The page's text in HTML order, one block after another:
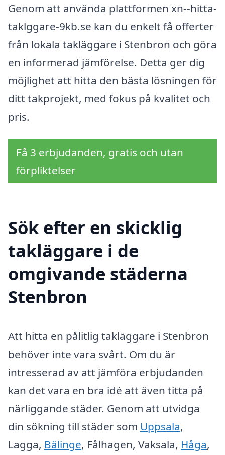
Genom att använda plattformen xn--hitta-
taklggare-9kb.se kan du enkelt få offerter
från lokala takläggare i Stenbron och göra
en informerad jämförelse. Detta ger dig
möjlighet att hitta den bästa lösningen för
ditt takprojekt, med fokus på kvalitet och
pris.
Få 3 erbjudanden, gratis och utan
förpliktelser
Sök efter en skicklig
takläggare i de
omgivande städerna
Stenbron
Att hitta en pålitlig takläggare i Stenbron
behöver inte vara svårt. Om du är
intresserad av att jämföra erbjudanden
kan det vara en bra idé att även titta på
närliggande städer. Genom att utvidga
din sökning till städer som Uppsala,
Lagga, Bälinge, Fålhagen, Vaksala, Håga,